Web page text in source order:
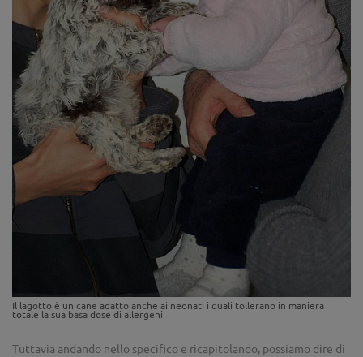
Il lagotto è un cane adatto anche ai neonati i quali tollerano in maniera
totale la sua basa dose di allergeni
Tuttavia andando nello specifico e ricapitolando, possiamo dire di